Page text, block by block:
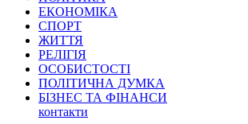
ЕКОНОМІКА
СПОРТ
ЖИТТЯ
РЕЛІГІЯ
ОСОБИСТОСТІ
ПОЛІТИЧНА ДУМКА
БІЗНЕС ТА ФІНАНСИ
контакти